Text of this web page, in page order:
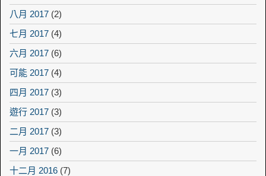
八月 2017 (2)
七月 2017 (4)
六月 2017 (6)
可能 2017 (4)
四月 2017 (3)
遊行 2017 (3)
二月 2017 (3)
一月 2017 (6)
十二月 2016 (7)